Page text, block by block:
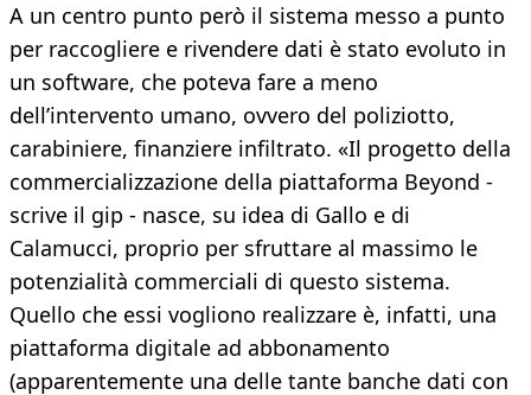
A un centro punto però il sistema messo a punto
per raccogliere e rivendere dati è stato evoluto in
un software, che poteva fare a meno
dell’intervento umano, ovvero del poliziotto,
carabiniere, finanziere infiltrato. «Il progetto della
commercializzazione della piattaforma Beyond -
scrive il gip - nasce, su idea di Gallo e di
Calamucci, proprio per sfruttare al massimo le
potenzialità commerciali di questo sistema.
Quello che essi vogliono realizzare è, infatti, una
piattaforma digitale ad abbonamento
(apparentemente una delle tante banche dati con